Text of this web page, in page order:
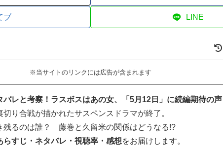
ブ LINE
※当サイトのリンクには広告が含まれます
バレと考察！ラスボスはあの女、「5月12日」に続編期待の声
り合戦が描かれたサスペンスドラマが終了。
残るのは誰？ 藤巻と久留米の関係はどうなる!?
らすじ・ネタバレ・視聴率・感想をお届けします。